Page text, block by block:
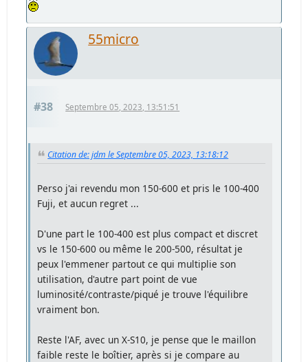
55micro
#38 Septembre 05, 2023, 13:51:51
Citation de: jdm le Septembre 05, 2023, 13:18:12
Perso j'ai revendu mon 150-600 et pris le 100-400
Fuji, et aucun regret ...
D'une part le 100-400 est plus compact et discret
vs le 150-600 ou même le 200-500, résultat je
peux l'emmener partout ce qui multiplie son
utilisation, d'autre part point de vue
luminosité/contraste/piqué je trouve l'équilibre
vraiment bon.
Reste l'AF, avec un X-S10, je pense que le maillon
faible reste le boîtier, après si je compare au